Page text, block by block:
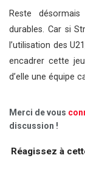
Reste
durables. Car si
l’utilisation des
encadrer cette
d’elle une équipe
Merci de vous
discussion !
Réagissez à